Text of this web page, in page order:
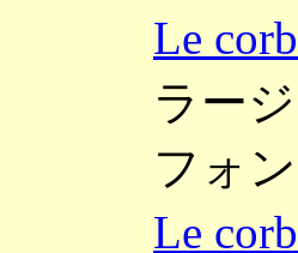
Le
ラー
フォ
Le